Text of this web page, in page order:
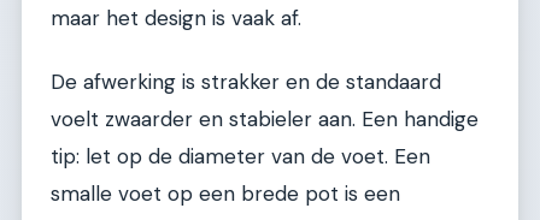
maar het design is vaak af.
De afwerking is strakker en de standaard
voelt zwaarder en stabieler aan. Een handige
tip: let op de diameter van de voet. Een
smalle voet op een brede pot is een